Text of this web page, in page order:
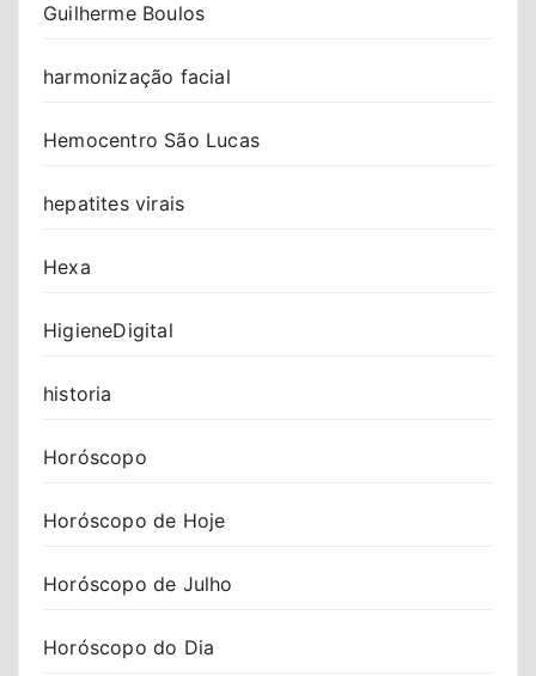
Guilherme Boulos
harmonização facial
Hemocentro São Lucas
hepatites virais
Hexa
HigieneDigital
historia
Horóscopo
Horóscopo de Hoje
Horóscopo de Julho
Horóscopo do Dia